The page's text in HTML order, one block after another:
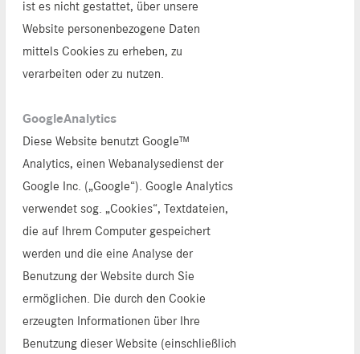
ist es nicht gestattet, über unsere
Website personenbezogene Daten
mittels Cookies zu erheben, zu
verarbeiten oder zu nutzen.
GoogleAnalytics
Diese Website benutzt Google™
Analytics, einen Webanalysedienst der
Google Inc. („Google“). Google Analytics
verwendet sog. „Cookies“, Textdateien,
die auf Ihrem Computer gespeichert
werden und die eine Analyse der
Benutzung der Website durch Sie
ermöglichen. Die durch den Cookie
erzeugten Informationen über Ihre
Benutzung dieser Website (einschließlich